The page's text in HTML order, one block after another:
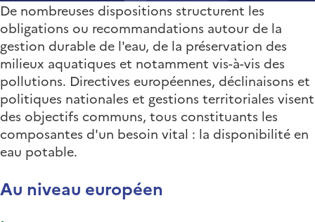
De nombreuses dispositions structurent les
obligations ou recommandations autour de la
gestion durable de l'eau, de la préservation des
milieux aquatiques et notamment vis-à-vis des
pollutions. Directives européennes, déclinaisons et
politiques nationales et gestions territoriales visent
des objectifs communs, tous constituants les
composantes d'un besoin vital : la disponibilité en
eau potable.
Au niveau européen